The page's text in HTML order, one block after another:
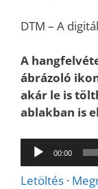
DTM – A
A
ábrázoló
akár le is
ablakban is
Audió
lejátszó
00:00
Letöltés ·